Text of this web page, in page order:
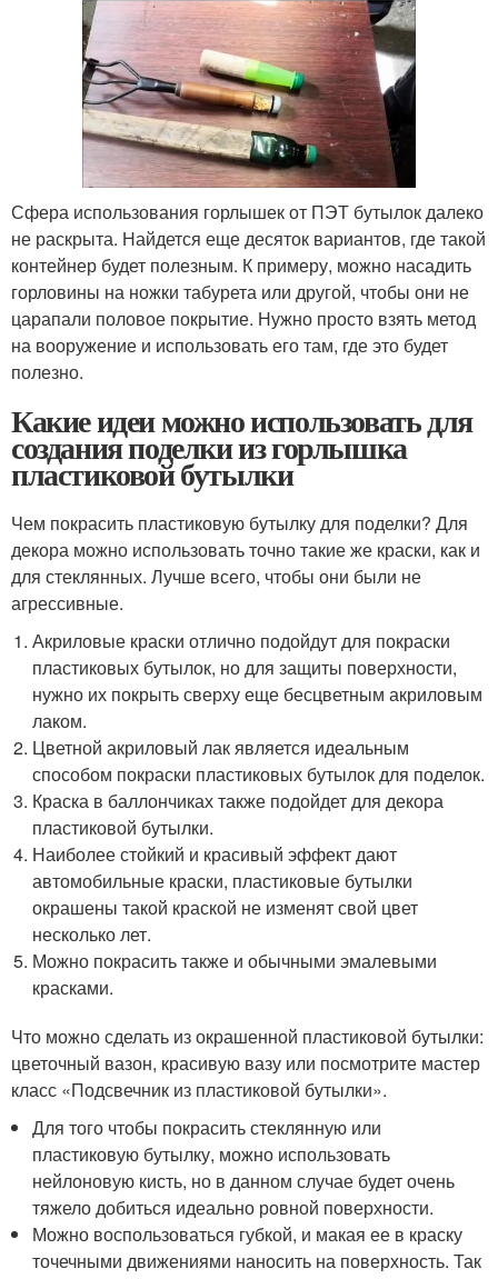
Сфера использования горлышек от ПЭТ бутылок далеко
не раскрыта. Найдется еще десяток вариантов, где такой
контейнер будет полезным. К примеру, можно насадить
горловины на ножки табурета или другой, чтобы они не
царапали половое покрытие. Нужно просто взять метод
на вооружение и использовать его там, где это будет
полезно.
Какие идеи можно использовать для
создания поделки из горлышка
пластиковой бутылки
Чем покрасить пластиковую бутылку для поделки? Для
декора можно использовать точно такие же краски, как и
для стеклянных. Лучше всего, чтобы они были не
агрессивные.
Акриловые краски отлично подойдут для покраски
пластиковых бутылок, но для защиты поверхности,
нужно их покрыть сверху еще бесцветным акриловым
лаком.
Цветной акриловый лак является идеальным
способом покраски пластиковых бутылок для поделок.
Краска в баллончиках также подойдет для декора
пластиковой бутылки.
Наиболее стойкий и красивый эффект дают
автомобильные краски, пластиковые бутылки
окрашены такой краской не изменят свой цвет
несколько лет.
Можно покрасить также и обычными эмалевыми
красками.
Что можно сделать из окрашенной пластиковой бутылки:
цветочный вазон, красивую вазу или посмотрите мастер
класс «Подсвечник из пластиковой бутылки».
Для того чтобы покрасить стеклянную или
пластиковую бутылку, можно использовать
нейлоновую кисть, но в данном случае будет очень
тяжело добиться идеально ровной поверхности.
Можно воспользоваться губкой, и макая ее в краску
точечными движениями наносить на поверхность. Так